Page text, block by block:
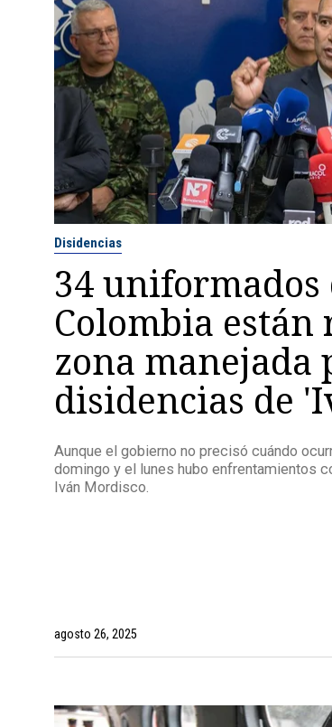
Disidencias
34
Colombia están
zona manejada
disidencias de
Aunque el gobierno no precisó cuándo
domingo y el lunes hubo enfrentamientos
Iván Mordisco.
agosto 26, 2025